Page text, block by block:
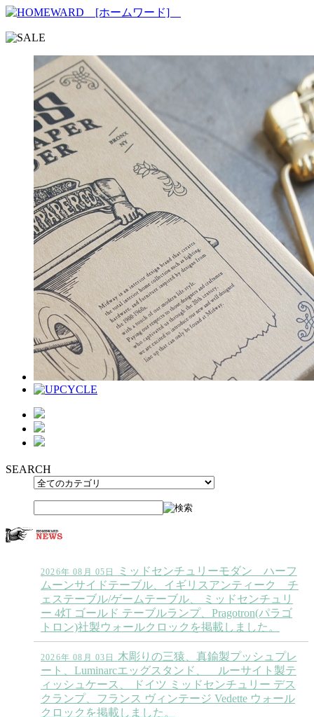
SEARCH
2026年 08月 05日
ミッドセンチュリーモダン ハーフ
ムーンサイドテーブル、イギリスアンティーク チ
ェステーブル/ゲームテーブル、 ミッドセンチュリ
ー 4灯 ゴールド テーブルランプ、Pragotron(パラゴ
トロン)社製ウォールクロックを掲載しました。
2026年 08月 03日
木彫りの三猿、真鍮製プッシュプレ
ート、Luminarcエッグスタンド、 ルーサイト製テ
ィッシュケース、 ドイツ ミッドセンチュリー デス
クランプ、フランス ヴィンテージ Vedette ウォール
クロックを掲載しました。